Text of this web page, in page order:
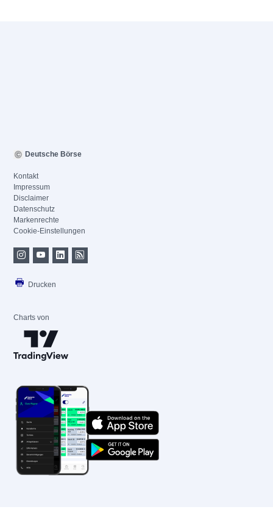
Deutsche Börse
Kontakt
Impressum
Disclaimer
Datenschutz
Markenrechte
Cookie-Einstellungen
Drucken
Charts von